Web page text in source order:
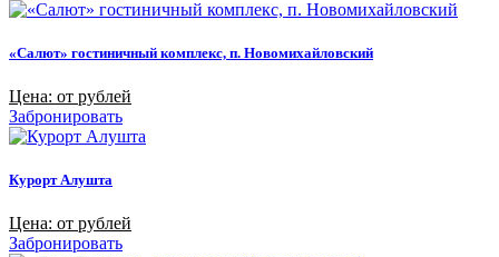
«Салют» гостиничный комплекс, п. Новомихайловский
Цена: от рублей
Забронировать
Курорт Алушта
Цена: от рублей
Забронировать